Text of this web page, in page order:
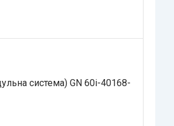
система) GN 60i-40168-